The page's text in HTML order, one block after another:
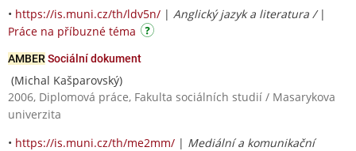
• https://is.muni.cz/th/ldv5n/ | Anglický jazyk a literatura / |
Práce na příbuzné téma
AMBER Sociální dokument
(Michal Kašparovský)
2006, Diplomová práce, Fakulta sociálních studií / Masarykova
univerzita
• https://is.muni.cz/th/me2mm/ | Mediální a komunikační